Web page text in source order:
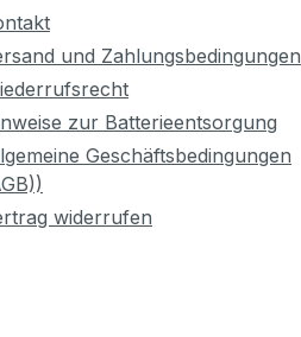
und Zahlungsbedingungen
zur Batterieentsorgung
Geschäftsbedingungen
widerrufen